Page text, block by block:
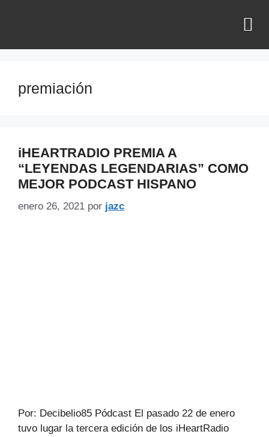
premiación
iHEARTRADIO PREMIA A
“LEYENDAS LEGENDARIAS” COMO
MEJOR PODCAST HISPANO
enero 26, 2021 por jazc
Por: Decibelio85 Pódcast El pasado 22 de enero
tuvo lugar la tercera edición de los iHeartRadio